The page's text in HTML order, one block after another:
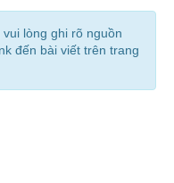
lòng ghi rõ nguồn
đến bài viết trên trang